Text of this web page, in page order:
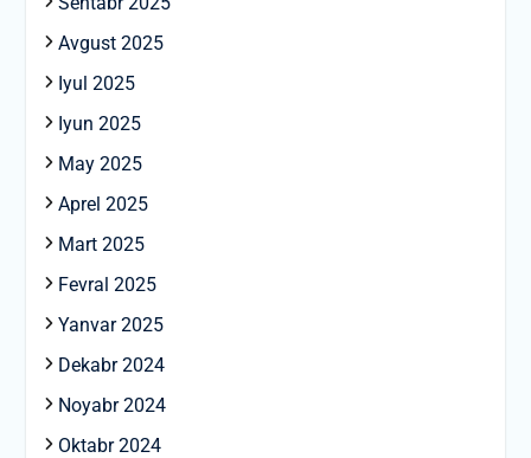
Avgust 2025
Iyul 2025
Iyun 2025
May 2025
Aprel 2025
Mart 2025
Fevral 2025
Yanvar 2025
Dekabr 2024
Noyabr 2024
Oktabr 2024